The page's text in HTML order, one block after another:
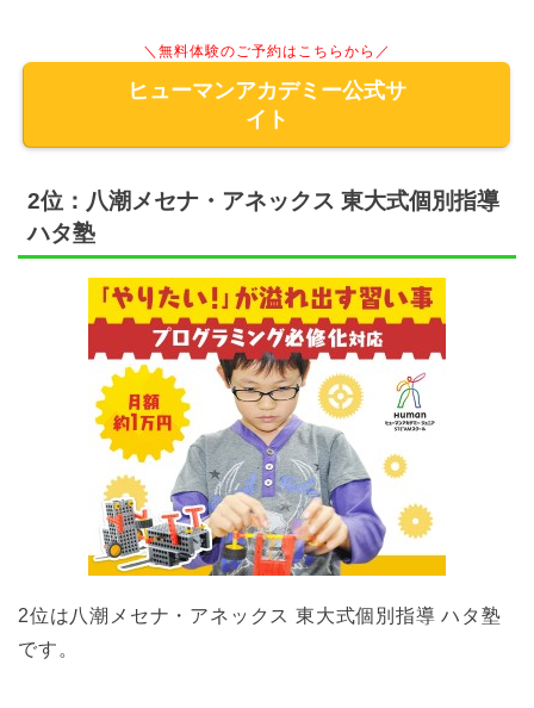
＼無料体験のご予約はこちらから／
ヒューマンアカデミー公式サ
イト
2位：八潮メセナ・アネックス 東大式個別指導
ハタ塾
2位は八潮メセナ・アネックス 東大式個別指導 ハタ塾
です。